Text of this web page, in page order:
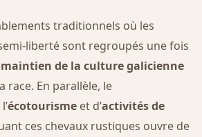
traditionnels où les
liberté sont regroupés une fois
maintien de la culture galicienne
race. En parallèle, le
écotourismeet d’activités de
ces chevaux rustiques ouvre de